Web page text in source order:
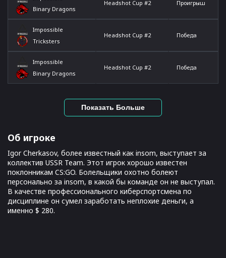
Binary Dragons
Headshot Cup #2 Проигрыш
Impossible
Tricksters
Headshot Cup #2 Победа
Impossible
Binary Dragons
Headshot Cup #2 Победа
Показать Больше
Об игроке
Igor Cherkasov, более известный как insom, выступает за
коллектив USSR Team. Этот игрок хорошо известен
поклонникам CS:GO. Болельщики охотно болеют
персонально за insom, в какой бы команде он не выступал.
В качестве профессионального киберспортсмена по
дисциплине он сумел заработать неплохие деньги, а
именно $ 280.